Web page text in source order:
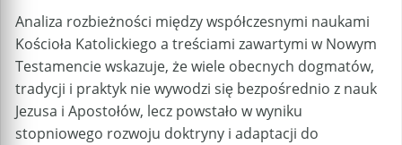
Analiza rozbieżności między współczesnymi naukami
Kościoła Katolickiego a treściami zawartymi w Nowym
Testamencie wskazuje, że wiele obecnych dogmatów,
tradycji i praktyk nie wywodzi się bezpośrednio z nauk
Jezusa i Apostołów, lecz powstało w wyniku
stopniowego rozwoju doktryny i adaptacji do